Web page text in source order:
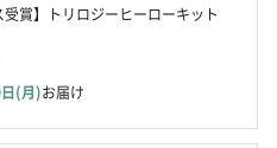
受賞】トリロジーヒーローキット
(月)お届け